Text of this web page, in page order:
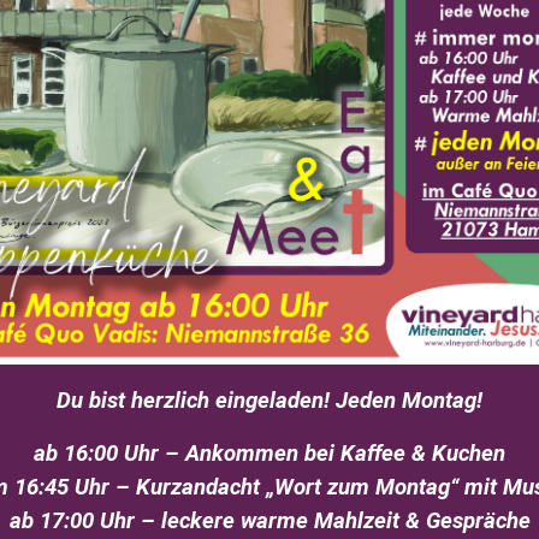
Du bist herzlich eingeladen! Jeden Montag!
ab 16:00 Uhr – Ankommen bei Kaffee & Kuchen
16:45 Uhr – Kurzandacht „Wort zum Montag“ mit
ab 17:00 Uhr – leckere warme Mahlzeit & Gespräche